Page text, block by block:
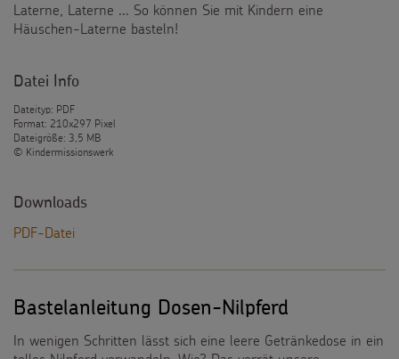
Laterne, Laterne ... So können Sie mit Kindern eine
Häuschen-Laterne basteln!
Datei Info
Dateityp: PDF
Format: 210x297 Pixel
Dateigröße: 3,5 MB
© Kindermissionswerk
Downloads
PDF-Datei
Bastelanleitung Dosen-Nilpferd
In wenigen Schritten lässt sich eine leere Getränkedose in ein